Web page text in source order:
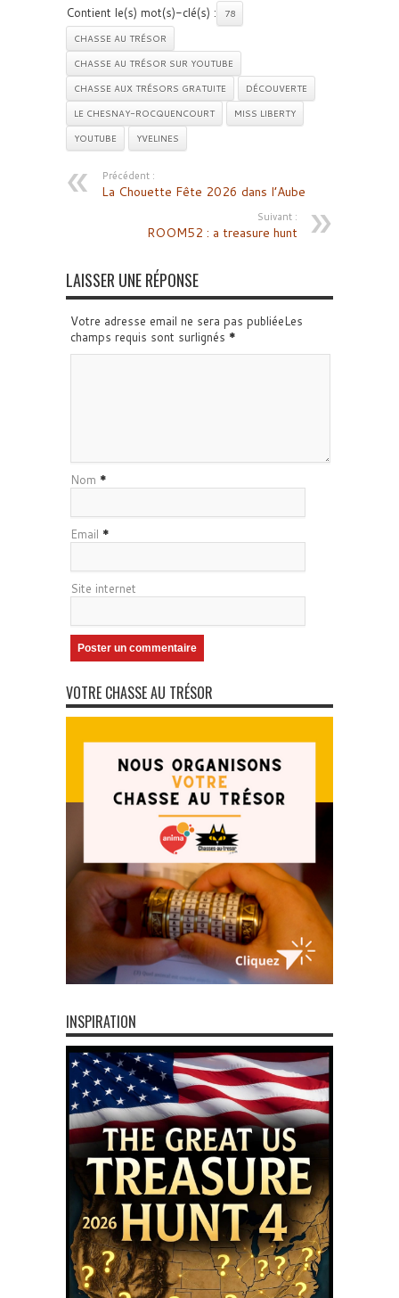
Contient le(s) mot(s)-clé(s) :
78
CHASSE AU TRÉSOR
CHASSE AU TRÉSOR SUR YOUTUBE
CHASSE AUX TRÉSORS GRATUITE
DÉCOUVERTE
LE CHESNAY-ROCQUENCOURT
MISS LIBERTY
YOUTUBE
YVELINES
Précédent :
La Chouette Fête 2026 dans l’Aube
Suivant :
ROOM52 : a treasure hunt
LAISSER UNE RÉPONSE
Votre adresse email ne sera pas publiéeLes
champs requis sont surlignés *
Nom *
Email *
Site internet
VOTRE CHASSE AU TRÉSOR
INSPIRATION